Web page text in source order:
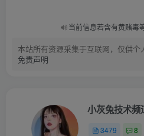
当前信息若含有黄赌毒
本站所有资源采集于互联网，仅供个
免责声明
小灰兔技术频
3479 8